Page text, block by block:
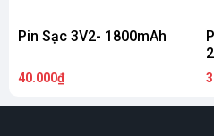
Pin Sạc 3V2- 1800mAh
40.000₫